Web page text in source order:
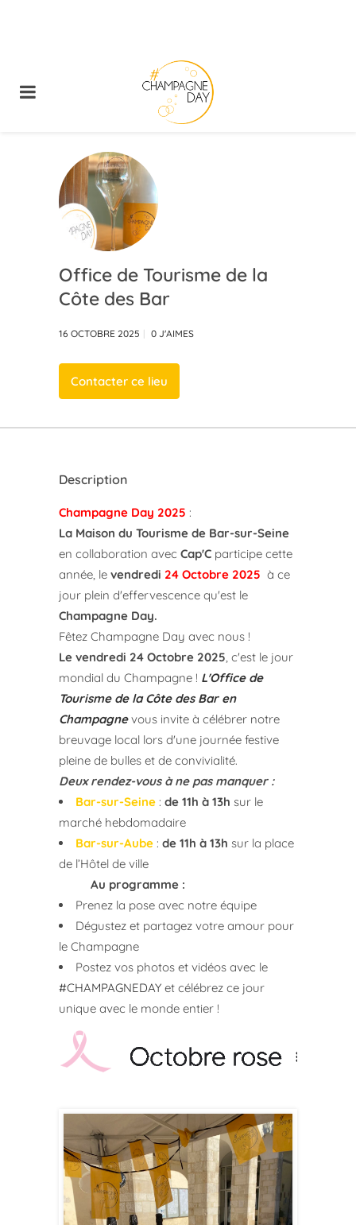
Office de Tourisme de la
Côte des Bar
16 OCTOBRE 2025 0 J'AIMES
Contacter ce lieu
Description
Champagne Day 2025 :
La Maison du Tourisme de Bar-sur-Seine
en collaboration avec Cap'C participe cette
année, le vendredi 24 Octobre 2025 à ce
jour plein d'effervescence qu'est le
Champagne Day.
Fêtez Champagne Day avec nous !
Le vendredi 24 Octobre 2025, c'est le jour
mondial du Champagne ! L'Office de
Tourisme de la Côte des Bar en
Champagne vous invite à célébrer notre
breuvage local lors d'une journée festive
pleine de bulles et de convivialité.
Deux rendez-vous à ne pas manquer :
Bar-sur-Seine : de 11h à 13h sur le
marché hebdomadaire
Bar-sur-Aube : de 11h à 13h sur la place
de l’Hôtel de ville
Au programme :
Prenez la pose avec notre équipe
Dégustez et partagez votre amour pour
le Champagne
Postez vos photos et vidéos avec le
#CHAMPAGNEDAY et célébrez ce jour
unique avec le monde entier !